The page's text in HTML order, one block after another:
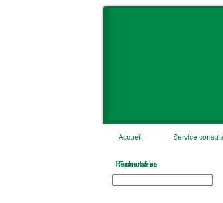
Accueil Service
Formulaires
Rechercher